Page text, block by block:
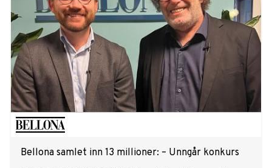
Bellona samlet inn 13 millioner: – Unngår konkurs